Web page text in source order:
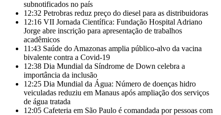
subnotificados no país
12:32 Petrobras reduz preço do diesel para as distribuidoras
12:16 VII Jornada Científica: Fundação Hospital Adriano
Jorge abre inscrição para apresentação de trabalhos
acadêmicos
11:43 Saúde do Amazonas amplia público-alvo da vacina
bivalente contra a Covid-19
12:38 Dia Mundial da Síndrome de Down celebra a
importância da inclusão
12:25 Dia Mundial da Água: Número de doenças hidro
veiculadas reduziu em Manaus após ampliação dos serviços
de água tratada
12:05 Cafeteria em São Paulo é comandada por pessoas com